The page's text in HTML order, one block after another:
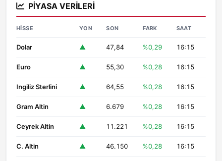
PIYASA VERILERI
HISSE YON SON FARK SAAT
Dolar ▲ 47,84 %0,29 16:15
Euro ▲ 55,30 %0,28 16:15
Ingiliz Sterlini ▲ 64,55 %0,28 16:15
Gram Altin ▲ 6.679 %0,28 16:15
Ceyrek Altin ▲ 11.221 %0,28 16:15
C. Altin ▲ 46.150 %0,28 16:15